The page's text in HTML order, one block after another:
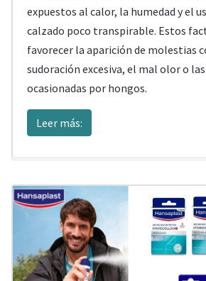
expuestos al calor, la humedad y el
calzado poco transpirable. Estos
favorecer la aparición de molestias
sudoración excesiva, el mal olor o
ocasionadas por hongos.
Leer más: